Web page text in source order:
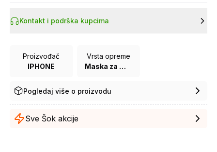
Kontakt i podrška kupcima
Proizvođač
IPHONE
Vrsta opreme
Maska za mobilni telefon
Pogledaj više o proizvodu
Sve Šok akcije